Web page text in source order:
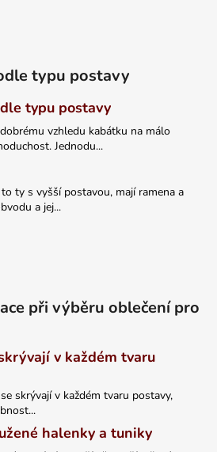
typu postavy
typu postavy
vzhledu kabátku na málo
Jednodu...
ty s vyšší postavou, mají ramena a
a jej...
při výběru oblečení pro
v každém tvaru
skrývají v každém tvaru postavy,
halenky a tuniky